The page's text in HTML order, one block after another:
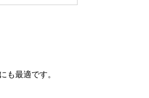
も最適です。